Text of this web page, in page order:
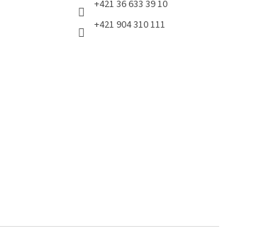
+421 36 633 39 10
+421 904 310 111